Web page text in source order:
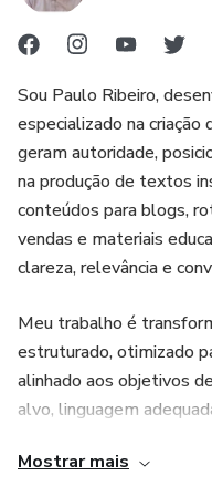
✅ Seja um diferencial
✅ Capacitação
privadas e públicas
📚 O Que Você Vai
Um conteúdo direto,
🔹 Módulo Único –
Introdução à NR-23
Importância da Norma
não gostar do curso,
7 dias.
Sem perguntas
Sou Paulo Ribeiro,
especializado na
geram autoridade,
na produção de textos
conteúdos para blogs,
vendas e materiais
clareza, relevância e
Meu trabalho é
estruturado, otimizado
alinhado aos objetivos
alvo, linguagem
apenas informam, mas
Mostrar mais